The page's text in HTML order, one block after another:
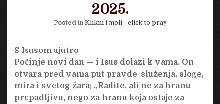
2025.
Posted in Klikni i moli - click to pray
S Isusom ujutro
Počinje novi dan — i Isus dolazi k vama. On
otvara pred vama put pravde, služenja, sloge,
mira i svetog žara: „Radite, ali ne za hranu
propadljivu, nego za hranu koja ostaje za